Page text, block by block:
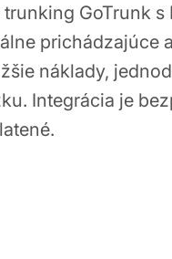
GoTrunk s
prichádzajúce
náklady,
Integrácia je